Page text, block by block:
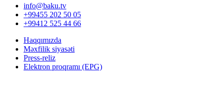
info@baku.tv
+99455 202 50 05
+99412 525 44 66
Haqqımızda
Məxfilik siyasəti
Press-reliz
Elektron proqramı (EPG)